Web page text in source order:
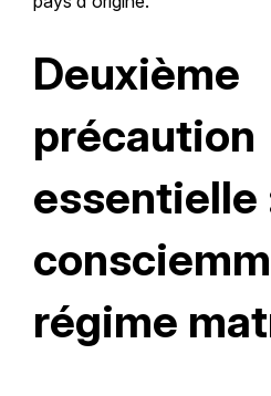
Deuxième
précaution
essentielle
régime